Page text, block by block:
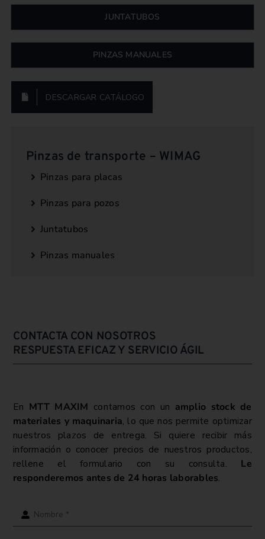
JUNTATUBOS
PINZAS MANUALES
DESCARGAR CATÁLOGO
Pinzas de transporte – WIMAG
Pinzas para placas
Pinzas para pozos
Juntatubos
Pinzas manuales
CONTACTA CON NOSOTROS
RESPUESTA EFICAZ Y SERVICIO ÁGIL
En MTT MAXIM contamos con un amplio stock de
materiales y maquinaria, lo que nos permite optimizar
nuestros plazos de entrega. Si quiere recibir más
información o conocer precios de nuestros productos,
rellene el formulario con su consulta. Le
responderemos antes de 24 horas laborables.